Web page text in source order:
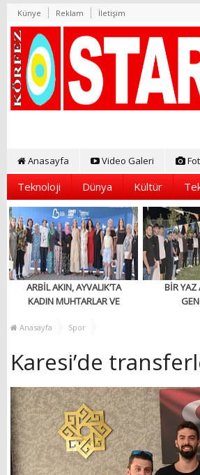
Künye Reklam İletişim
Anasayfa Video Galeri
Teknoloji Dünya Kültür
ARBİL AKIN, AYVALIK’TA
KADIN MUHTARLAR VE
BULUŞTU
BİR YAZ
Anasayfa Spor
Karesi’de